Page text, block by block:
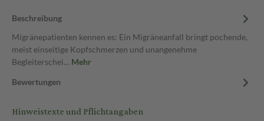
Beschreibung
Migränepatienten kennen es: Ein Migräneanfall bringt pochende,
meist einseitige Kopfschmerzen und unangenehme
Begleiterschei… Mehr
Bewertungen
Hinweistexte und Pflichtangaben